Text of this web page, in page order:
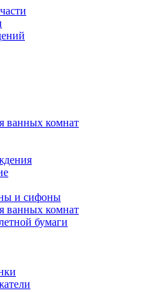
ванных комнат
и сифоны
ванных комнат
бумаги